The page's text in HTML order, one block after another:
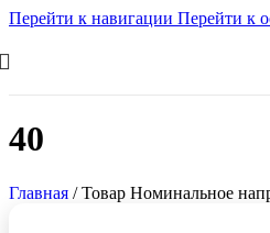
Перейти к навигации Перейти к
40
Главная / Товар Номинальное